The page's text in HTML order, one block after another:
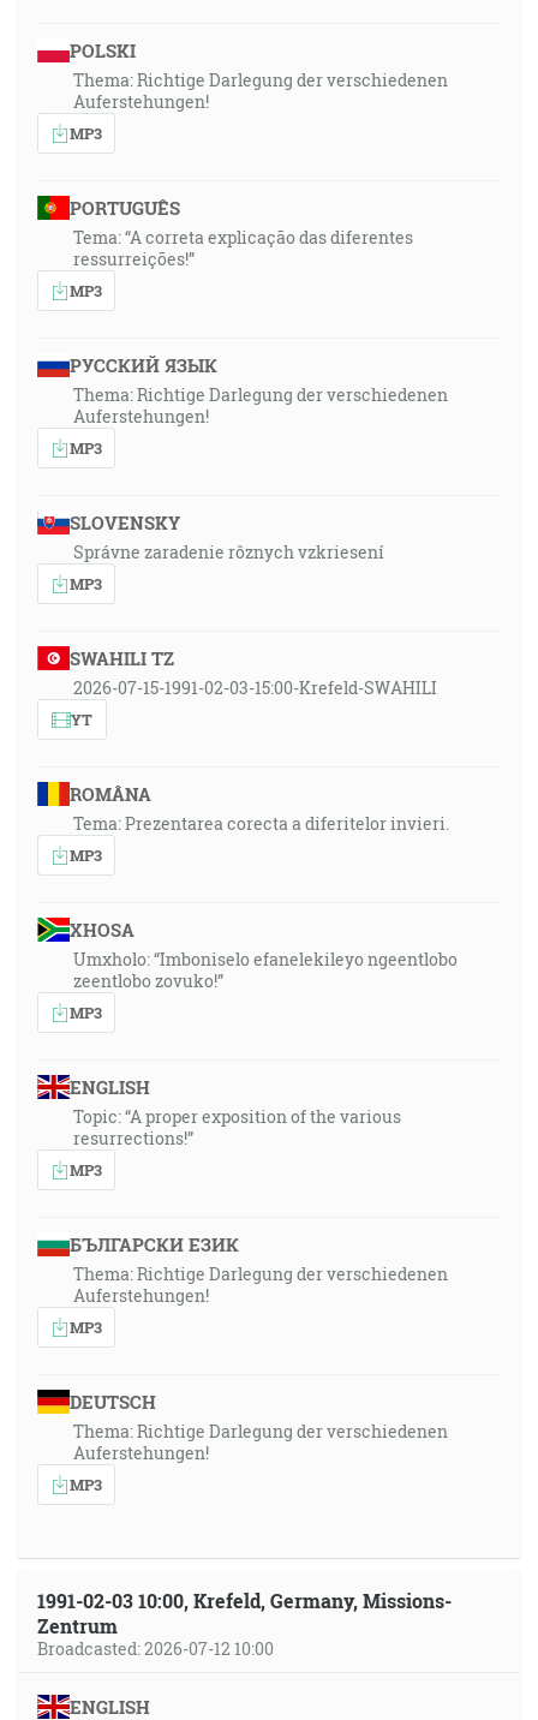
POLSKI
Thema: Richtige Darlegung der verschiedenen
Auferstehungen!
MP3
PORTUGUÊS
Tema: “A correta explicação das diferentes
ressurreições!”
MP3
РУССКИЙ ЯЗЫК
Thema: Richtige Darlegung der verschiedenen
Auferstehungen!
MP3
SLOVENSKY
Správne zaradenie rôznych vzkriesení
MP3
SWAHILI TZ
2026-07-15-1991-02-03-15:00-Krefeld-SWAHILI
YT
ROMÂNA
Tema: Prezentarea corecta a diferitelor invieri.
MP3
XHOSA
Umxholo: “Imboniselo efanelekileyo ngeentlobo
zeentlobo zovuko!”
MP3
ENGLISH
Topic: “A proper exposition of the various
resurrections!”
MP3
БЪЛГАРСКИ ЕЗИК
Thema: Richtige Darlegung der verschiedenen
Auferstehungen!
MP3
DEUTSCH
Thema: Richtige Darlegung der verschiedenen
Auferstehungen!
MP3
1991-02-03 10:00, Krefeld, Germany, Missions-
Zentrum
Broadcasted: 2026-07-12 10:00
ENGLISH